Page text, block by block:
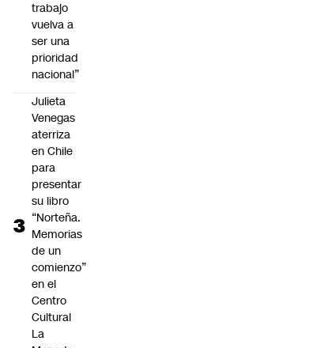
trabajo
vuelva a
ser una
prioridad
nacional”
Julieta
Venegas
aterriza
en Chile
para
presentar
su libro
“Norteña.
Memorias
de un
comienzo”
en el
Centro
Cultural
La